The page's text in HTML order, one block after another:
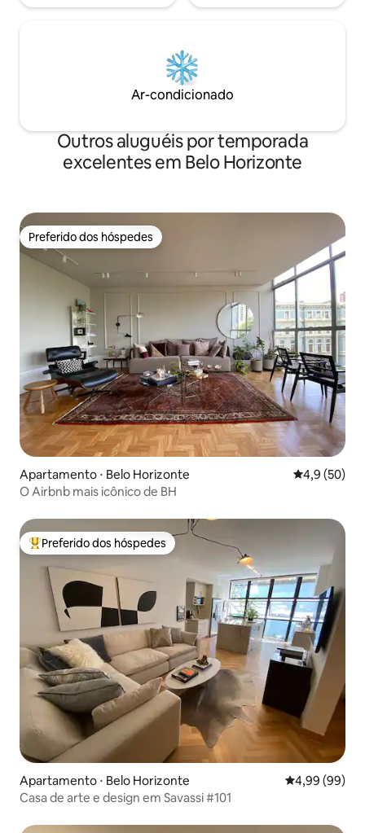
Ar-condicionado
Outros aluguéis por temporada
excelentes em Belo Horizonte
Preferido dos hóspedes
Preferido dos hóspedes
Apartamento ⋅ Belo Horizonte 4,9 de uma
4,9 (50)
O Airbnb mais icônico de BH
Entre os melhores preferidos dos hóspedes
Preferido dos hóspedes
Apartamento ⋅ Belo Horizonte 4,99 de uma
4,99 (99)
Casa de arte e design em Savassi #101